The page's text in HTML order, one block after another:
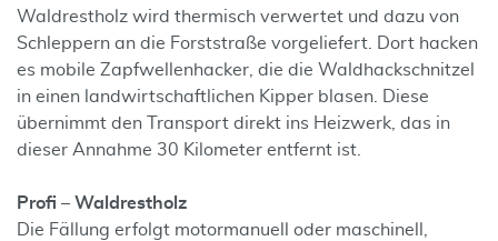
Waldrestholz wird thermisch verwertet und dazu von
Schleppern an die Forststraße vorgeliefert. Dort hacken
es mobile Zapfwellenhacker, die die Waldhackschnitzel
in einen landwirtschaftlichen Kipper blasen. Diese
übernimmt den Transport direkt ins Heizwerk, das in
dieser Annahme 30 Kilometer entfernt ist.
Profi – Waldrestholz
Die Fällung erfolgt motormanuell oder maschinell,